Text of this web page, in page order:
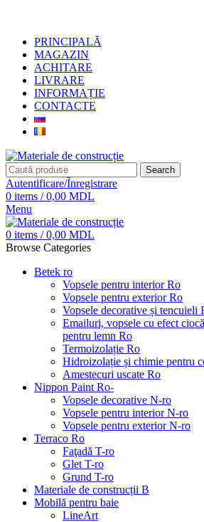
PRINCIPALĂ
MAGAZIN
ACHITARE
LIVRARE
INFORMAȚIE
CONTACTE
Search
Autentificare/Înregistrare
0 items / 0,00 MDL
Menu
0 items / 0,00 MDL
Browse Categories
Betek ro
Vopsele pentru interior Ro
Vopsele pentru exterior Ro
Vopsele decorative și tencuieli
Emailuri, vopsele cu efect
pentru lemn Ro
Termoizolație Ro
Hidroizolație și chimie pentru
Amestecuri uscate Ro
Nippon Paint Ro-
Vopsele decorative N-ro
Vopsele pentru interior N-ro
Vopsele pentru exterior N-ro
Terraco Ro
Faţadă T-ro
Glet T-ro
Grund T-ro
Materiale de construcții B
Mobilă pentru baie
LineArt